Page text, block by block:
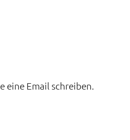
eine Email schreiben.